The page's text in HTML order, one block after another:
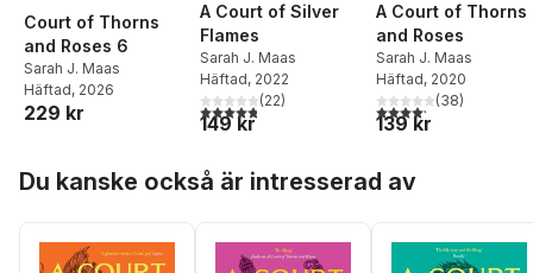
Court of Thorns
and Roses 6
Sarah J. Maas
Häftad, 2026
229 kr
A Court of Silver
Flames
Sarah J. Maas
Häftad, 2022
4,8utav 5 stjärnor. Totalt antal röster:
(22)
149 kr
A Court of Thorns
and Roses
Sarah J. Maas
Häftad, 2020
4,2utav 5 stjärnor.
(38)
139 kr
Du kanske också är intresserad av